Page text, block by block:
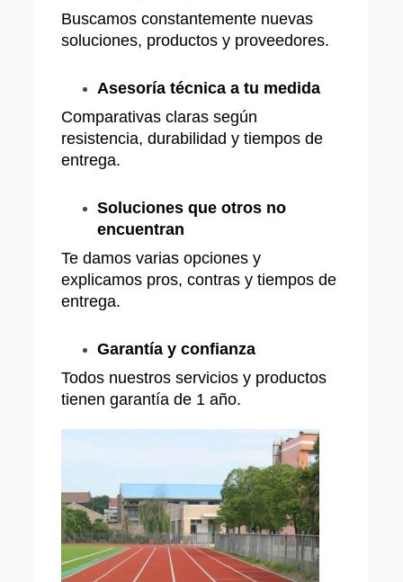
Buscamos constantemente nuevas
soluciones, productos y proveedores.
Asesoría técnica a tu medida
Comparativas claras según
resistencia, durabilidad y tiempos de
entrega.
Soluciones que otros no
encuentran
Te damos varias opciones y
explicamos pros, contras y tiempos de
entrega.
Garantía y confianza
Todos nuestros servicios y productos
tienen garantía de 1 año.